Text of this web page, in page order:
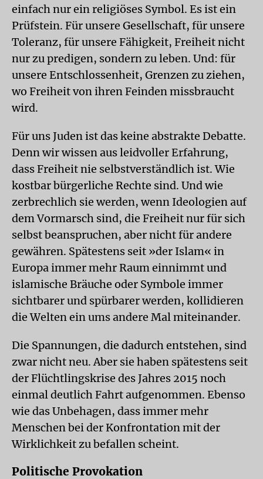
einfach nur ein religiöses Symbol. Es ist ein
Prüfstein. Für unsere Gesellschaft, für unsere
Toleranz, für unsere Fähigkeit, Freiheit nicht
nur zu predigen, sondern zu leben. Und: für
unsere Entschlossenheit, Grenzen zu ziehen,
wo Freiheit von ihren Feinden missbraucht
wird.
Für uns Juden ist das keine abstrakte Debatte.
Denn wir wissen aus leidvoller Erfahrung,
dass Freiheit nie selbstverständlich ist. Wie
kostbar bürgerliche Rechte sind. Und wie
zerbrechlich sie werden, wenn Ideologien auf
dem Vormarsch sind, die Freiheit nur für sich
selbst beanspruchen, aber nicht für andere
gewähren. Spätestens seit »der Islam« in
Europa immer mehr Raum einnimmt und
islamische Bräuche oder Symbole immer
sichtbarer und spürbarer werden, kollidieren
die Welten ein ums andere Mal miteinander.
Die Spannungen, die dadurch entstehen, sind
zwar nicht neu. Aber sie haben spätestens seit
der Flüchtlingskrise des Jahres 2015 noch
einmal deutlich Fahrt aufgenommen. Ebenso
wie das Unbehagen, dass immer mehr
Menschen bei der Konfrontation mit der
Wirklichkeit zu befallen scheint.
Politische Provokation